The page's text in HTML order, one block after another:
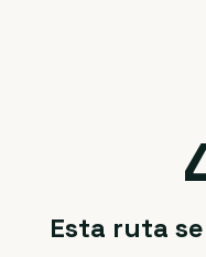
Esta ruta